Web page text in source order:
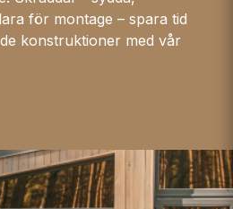
för montage – spara tid
konstruktioner med vår